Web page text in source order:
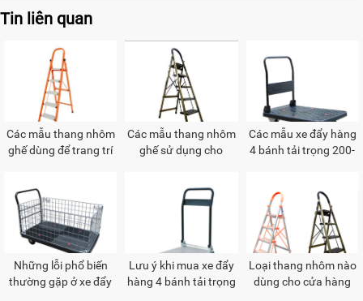
Tin liên quan
Các mẫu thang nhôm
ghế dùng để trang trí
Các mẫu thang nhôm
ghế sử dụng cho
Các mẫu xe đẩy hàng
4 bánh tải trọng 200-
Những lỗi phổ biến
thường gặp ở xe đẩy
Lưu ý khi mua xe đẩy
hàng 4 bánh tải trọng
Loại thang nhôm nào
dùng cho cửa hàng